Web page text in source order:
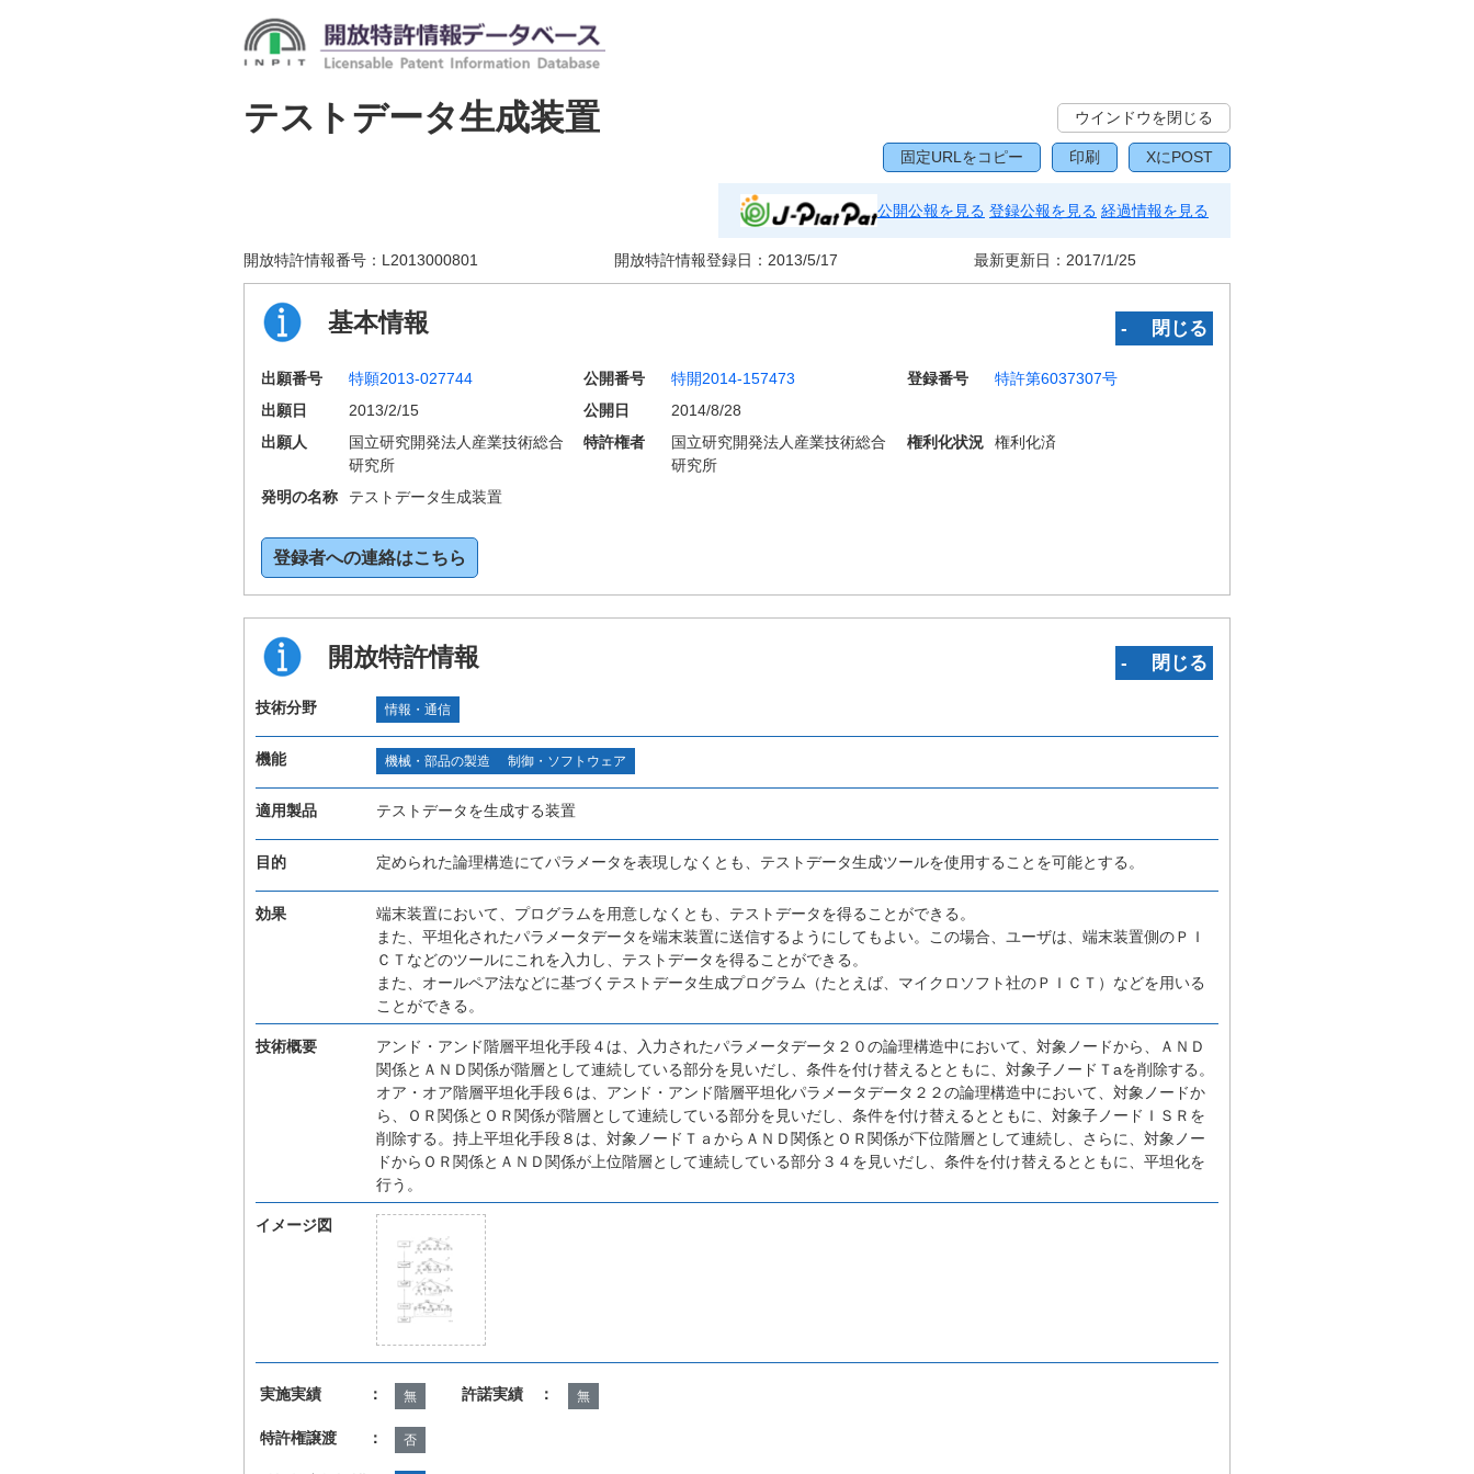
テストデータ生成装置 ウインドウを閉じる
固定URLをコピー 印刷 XにPOST
公開公報を見る 登録公報を見る 経過情報を見る
開放特許情報番号： L2013000801 開放特許情報登録日： 2013/5/17 最新更新日： 2017/1/25
基本情報 ‐ 閉じる
出願番号 特願2013-027744 公開番号 特開2014-157473 登録番号
特許第6037307号
出願日
2013/2/15 公開日
2014/8/28
出願人
国立研究開発法人産業技術総合
研究所
特許権者
国立研究開発法人産業技術総合
研究所
権利化状況 権利化済
発明の名称 テストデータ生成装置
登録者への連絡はこちら
開放特許情報 ‐ 閉じる
技術分野 情報・通信
機能 機械・部品の製造 制御・ソフトウェア
適用製品 テストデータを生成する装置
目的 定められた論理構造にてパラメータを表現しなくとも、テストデータ生成ツールを使用することを可能とする。
効果
端末装置において、プログラムを用意しなくとも、テストデータを得ることができる。
また、平坦化されたパラメータデータを端末装置に送信するようにしてもよい。この場合、ユーザは、端末装置側のＰＩ
ＣＴなどのツールにこれを入力し、テストデータを得ることができる。
また、オールペア法などに基づくテストデータ生成プログラム（たとえば、マイクロソフト社のＰＩＣＴ）などを用いる
ことができる。
技術概要
アンド・アンド階層平坦化手段４は、入力されたパラメータデータ２０の論理構造中において、対象ノードから、ＡＮＤ
関係とＡＮＤ関係が階層として連続している部分を見いだし、条件を付け替えるとともに、対象子ノードＴaを削除する。
オア・オア階層平坦化手段６は、アンド・アンド階層平坦化パラメータデータ２２の論理構造中において、対象ノードか
ら、ＯＲ関係とＯＲ関係が階層として連続している部分を見いだし、条件を付け替えるとともに、対象子ノードＩＳＲを
削除する。持上平坦化手段８は、対象ノードＴａからＡＮＤ関係とＯＲ関係が下位階層として連続し、さらに、対象ノー
ドからＯＲ関係とＡＮＤ関係が上位階層として連続している部分３４を見いだし、条件を付け替えるとともに、平坦化を
行う。
イメージ図
実施実績 ： 無 許諾実績 ： 無
特許権譲渡 ： 否